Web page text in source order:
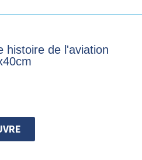
histoire de l'aviation